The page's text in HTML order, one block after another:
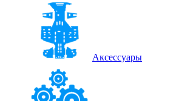
Аксессуары